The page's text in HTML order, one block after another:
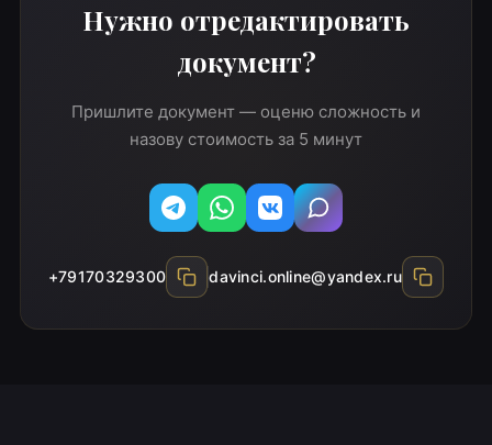
Нужно отредактировать
документ?
Пришлите документ — оценю сложность и
назову стоимость за 5 минут
TelegramWhatsAppВконтакте
MAX
+79170329300 davinci.online@yandex.ru